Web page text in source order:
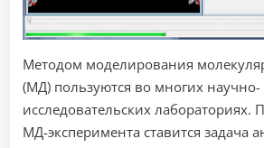
Методом моделирования
(МД) пользуются во многих научно-
исследовательских лабораториях.
МД-эксперимента ставится задача